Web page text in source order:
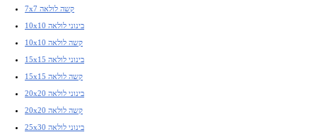
7x7 קשה לולאה
10x10 בינוני לולאה
10x10 קשה לולאה
15x15 בינוני לולאה
15x15 קשה לולאה
20x20 בינוני לולאה
20x20 קשה לולאה
25x30 בינוני לולאה